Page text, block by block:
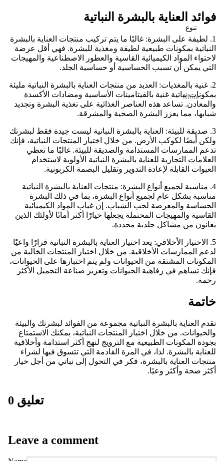
تنوع
More
فوائد العناية بالبشرة النباتية
1. لطيفة على البشرة: غالبًا ما يتم تركيب منتجات العناية بالبشرة
النباتية بمكونات طبيعية لطيفة ومغذية للبشرة. فهي أقل عرضة
لاحتواء المواد الكيميائية القاسية والعطور الاصطناعية والمهيجات
التي يمكن أن تسبب الحساسية أو حساسية الجلد.
2. غنية بالمغذيات: العديد من منتجات العناية بالبشرة النباتية مليئة
بمكونات نباتية غنية بالفيتامينات الأساسية ومضادات الأكسدة
والمعادن. تساعد هذه العناصر الغذائية على تغذية البشرة وتجديد
شبابها، مما يعزز البشرة الصحية والمشرقة.
3. صديقة للبيئة: العناية بالبشرة النباتية ليست جيدة فقط لبشرتك
ولكن أيضًا لكوكب الأرض. من خلال اختيار المنتجات النباتية، فإنك
تدعم الممارسات المستدامة والصديقة للبيئة. غالبًا ما تعطي
العلامات التجارية للعناية بالبشرة النباتية الأولوية لاستخدام
العبوات القابلة لإعادة التدوير وتقليل البصمة الكربونية.
4. مناسبة لجميع أنواع البشرة: منتجات العناية بالبشرة النباتية
مناسبة بشكل عام لجميع أنواع البشرة، بما في ذلك البشرة
الحساسة والمعرضة لحب الشباب. إن غياب المواد الكيميائية
القاسية والمهيجات المحتملة يجعلها خيارًا أكثر أمانًا لأولئك الذين
يعانون من مشاكل جلدية محددة.
5. الاختيار الأخلاقي: يعد اختيار العناية بالبشرة النباتية قرارًا واعيًا
لدعم الممارسات الأخلاقية. من خلال اختيار المنتجات الخالية من
المكونات المشتقة من الحيوانات ولم يتم اختبارها على الحيوانات،
فإنك تساهم في رفاهية الحيوانات وتعزيز صناعة التجميل الأكثر
رحمة.
خاتمة
تقدم العناية بالبشرة النباتية مجموعة من الفوائد لبشرتك والبيئة
والحيوانات. من خلال اختيار المنتجات النباتية، يمكنك الاستمتاع
بجودة المكونات الطبيعية مع الترويج لنهج أكثر استدامة وأخلاقية
للعناية بالبشرة. لذا، في المرة القادمة التي تتسوق فيها لشراء
منتجات العناية بالبشرة، فكر في التحول إلى نباتي من أجل خيار
أكثر صحة وأكثر وعيًا.
0 تعليق
Leave a comment